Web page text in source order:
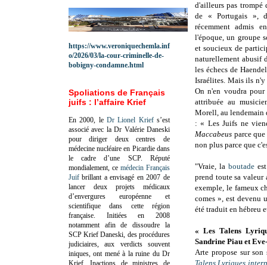
d'ailleurs pas trompé
de « Portugais »,
récemment admis
l'époque, un groupe
et soucieux de
naturellement abusif
les échecs de
Israélites. Mais ils n'y
On n'en voudra
attribuée au
Morell, au lendemain
: « Les Juifs ne
Maccabeus parce
non plus parce que
"Vraie, la boutadeest
prend toute sa valeur
exemple, le fameux
comes », est devenu
été traduit en hébreu
« Les Talens
Sandrine Piau et
Arte propose sur
Talens Lyriques
https://www.veroniquechemla.inf
o/2026/03/la-cour-criminelle-de-
bobigny-condamne.html
Spoliations de Français
juifs : l’affaire Krief
En 2000, le Dr Lionel Kriefs’est
associé avec la Dr Valérie Daneski
pour diriger deux centres de
médecine nucléaire en Picardie dans
le cadre d’une SCP. Réputé
mondialement, ce médecin Français
Juif brillant a envisagé en 2007 de
lancer deux projets médicaux
d’envergures européenne et
scientifique dans cette région
française. Initiées en 2008
notamment afin de dissoudre la
SCP Krief Daneski, des procédures
judiciaires, aux verdicts souvent
iniques, ont mené à la ruine du Dr
Krief.Inactions de ministres de